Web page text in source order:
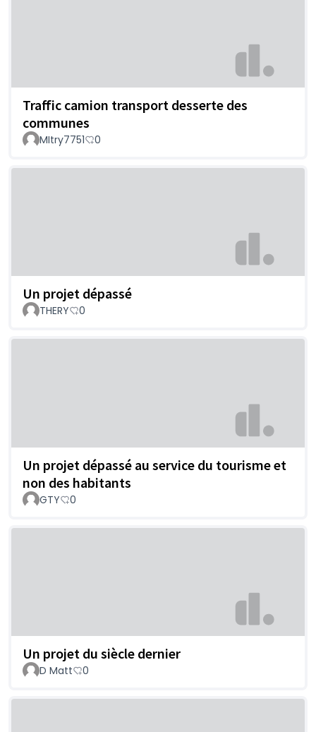
Traffic camion transport desserte des
communes
MItry7751 0
Un projet dépassé
THERY 0
Un projet dépassé au service du tourisme et
non des habitants
GTY 0
Un projet du siècle dernier
D Matt 0